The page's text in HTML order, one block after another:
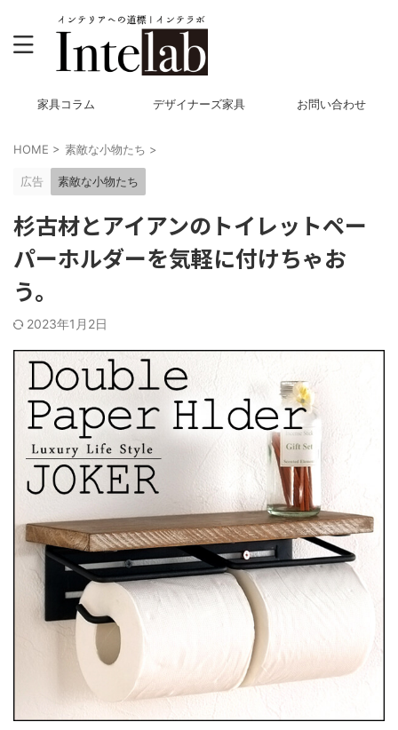
家具コラム デザイナーズ家具 お問い合わせ
HOME > 素敵な小物たち >
広告 素敵な小物たち
杉古材とアイアンのトイレットペー
パーホルダーを気軽に付けちゃお
う。
2023年1月2日